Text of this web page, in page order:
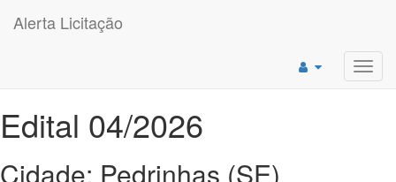
Alerta Licitação
Edital 04/2026
Cidade: Pedrinhas (SE)